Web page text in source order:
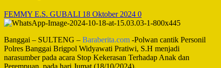
FEMMY E.S. GUBALI 18 Oktober 2024 0
Banggai – SULTENG – Baraberita.com -Polwan cantik Personil
Polres Banggai Brigpol Widyawati Pratiwi, S.H menjadi
narasumber pada acara Stop Kekerasan Terhadap Anak dan
Perempuan, pada hari Jumat (18/10/2024).